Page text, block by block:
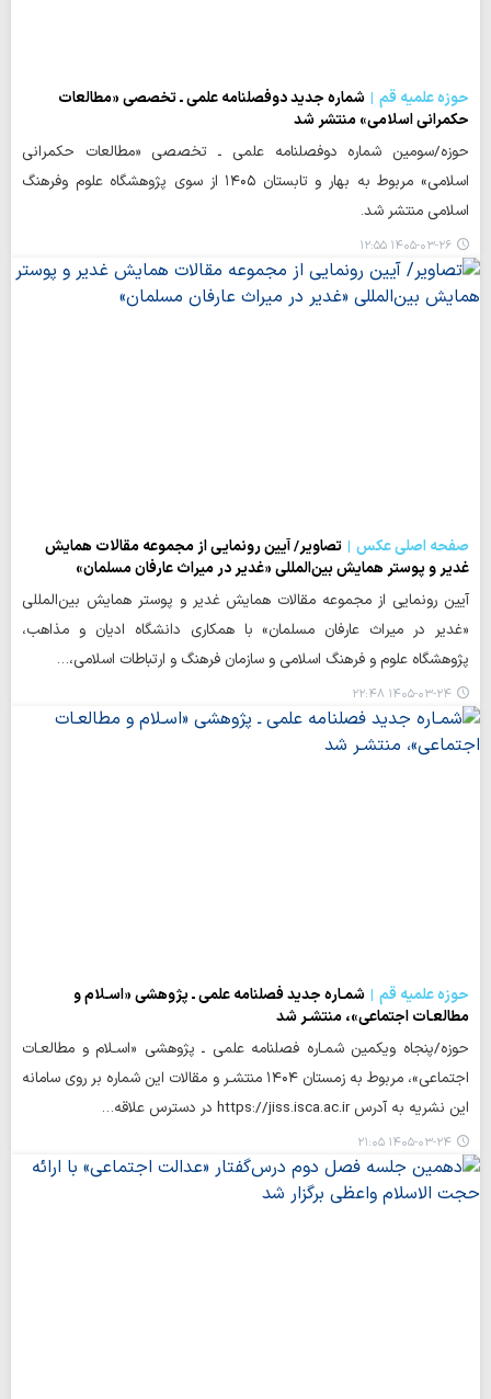
حوزه علمیه قم
شماره جدید دوفصلنامه علمی ـ تخصصی «مطالعات
حکمرانی اسلامی» منتشر شد
حوزه/سومین شماره دوفصلنامه علمی ـ تخصصی «مطالعات حکمرانی
اسلامی» مربوط به بهار و تابستان ۱۴۰۵ از سوی پژوهشگاه علوم وفرهنگ
اسلامی منتشر شد.
۱۴۰۵-۰۳-۲۶ ۱۲:۵۵
صفحه اصلی عکس
تصاویر/ آیین رونمایی از مجموعه مقالات همایش
غدیر و پوستر همایش بین‌المللی «غدیر در میراث عارفان مسلمان»
آیین رونمایی از مجموعه مقالات همایش غدیر و پوستر همایش بین‌المللی
«غدیر در میراث عارفان مسلمان» با همکاری دانشگاه ادیان و مذاهب،
پژوهشگاه علوم و فرهنگ اسلامی و سازمان فرهنگ و ارتباطات اسلامی،…
۱۴۰۵-۰۳-۲۴ ۲۲:۴۸
حوزه علمیه قم
شمـاره جدید فصلنامه علمی ـ پژوهشی «اسـلام و
مطالعـات اجتماعی»، منتشـر شد
حوزه/پنجاه ویکمین شمـاره فصلنامه علمی ـ پژوهشی «اسـلام و مطالعـات
اجتماعی»، مربوط به زمستان ۱۴۰۴ منتشـر و مقالات این شماره بر روی سامانه
این نشریه به آدرس https://jiss.isca.ac.ir در دسترس علاقه…
۱۴۰۵-۰۳-۲۴ ۲۱:۰۵